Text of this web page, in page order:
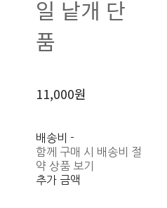
일 낱개 단
품
11,000원
배송비 -
함께 구매 시 배송비 절
약 상품 보기
추가 금액